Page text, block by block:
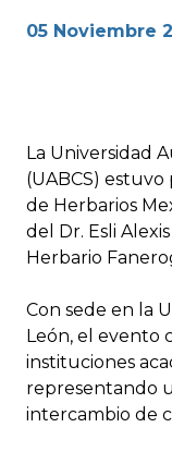
05 Noviembre
La Universidad
(UABCS)
de Herbarios
del Dr. Esli
Herbario
Con sede en la
León, el evento
instituciones
representando
intercambio de